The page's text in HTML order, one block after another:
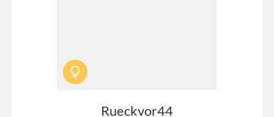
Rueckvor44